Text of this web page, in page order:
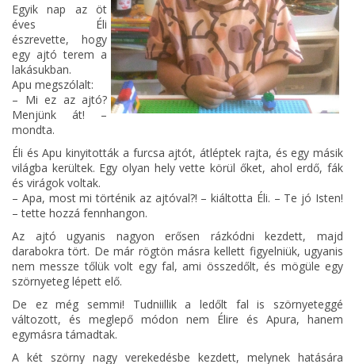
Egyik nap az öt
éves Éli
észrevette, hogy
egy ajtó terem a
lakásukban.
Apu megszólalt:
– Mi ez az ajtó?
Menjünk át! –
mondta.
Éli és Apu kinyitották a furcsa ajtót, átléptek rajta, és egy másik
világba kerültek. Egy olyan hely vette körül őket, ahol erdő, fák
és virágok voltak.
– Apa, most mi történik az ajtóval?! – kiáltotta Éli. – Te jó Isten!
– tette hozzá fennhangon.
Az ajtó ugyanis nagyon erősen rázkódni kezdett, majd
darabokra tört. De már rögtön másra kellett figyelniük, ugyanis
nem messze tőlük volt egy fal, ami összedőlt, és mögüle egy
szörnyeteg lépett elő.
De ez még semmi! Tudniillik a ledőlt fal is szörnyeteggé
változott, és meglepő módon nem Élire és Apura, hanem
egymásra támadtak.
A két szörny nagy verekedésbe kezdett, melynek hatására